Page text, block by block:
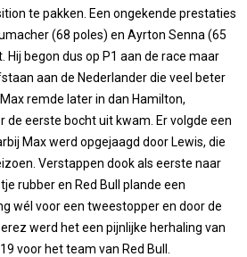
te pakken. Een ongekende prestaties
(68 poles) en Ayrton Senna (65
Hij begon dus op P1 aan de race maar
aan de Nederlander die veel beter
remde later in dan Hamilton,
de eerste bocht uit kwam. Er volgde een
Max werd opgejaagd door Lewis, die
Verstappen dook als eerste naar
rubber en Red Bull plande een
wél voor een tweestopper en door de
werd het een pijnlijke herhaling van
voor het team van Red Bull.